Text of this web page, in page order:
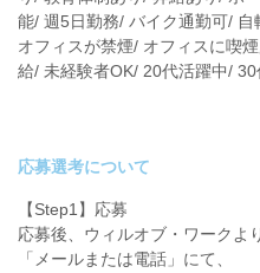
能/ 週5日勤務/ バイク通勤可/
オフィスが禁煙/ オフィスに喫
給/ 未経験者OK/ 20代活躍中/
応募選考について
【Step1】応募
応募後、ウィルオブ・ワークよ
「メールまたは電話」にて、